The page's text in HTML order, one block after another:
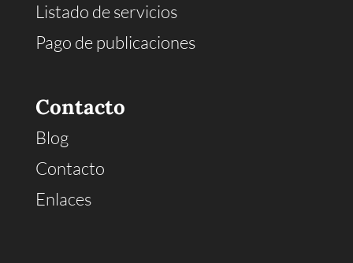
Listado de servicios
Pago de publicaciones
Contacto
Blog
Contacto
Enlaces